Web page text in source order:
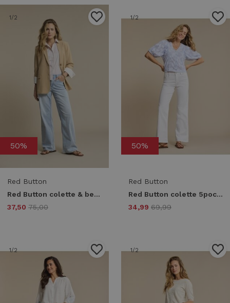
1 /2
50%
Red Button
Red Button colette & belt srb4848 Loose fit whitebleach-l33
37,50 75,00
1/2
50%
Red Button
Red Button colette 5pocket srb4899 Loose fit white-l33
34,99 69,99
1/2 1/2